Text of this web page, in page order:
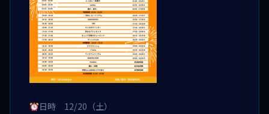
日時 12/20（土）